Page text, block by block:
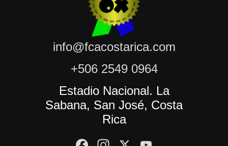
info@fcacostarica.com
+506 2549 0964
Estadio Nacional. La
Sabana, San José, Costa
Rica